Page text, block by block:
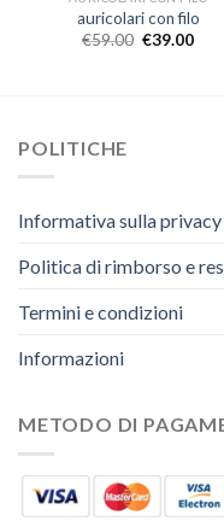
auricolari con filo
€59.00 €39.00
POLITICHE
Informativa sulla privacy
Politica di rimborso e
Termini e condizioni
Informazioni
METODO DI